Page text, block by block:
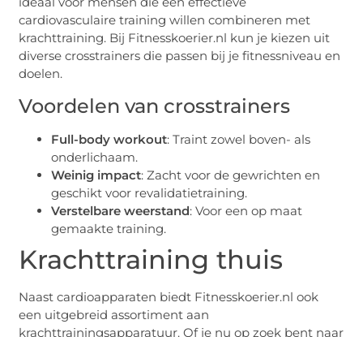
cardiovasculaire training willen combineren met
krachttraining. Bij Fitnesskoerier.nl kun je kiezen uit
diverse crosstrainers die passen bij je fitnessniveau en
doelen.
Voordelen van crosstrainers
Full-body workout: Traint zowel boven- als
onderlichaam.
Weinig impact: Zacht voor de gewrichten en
geschikt voor revalidatietraining.
Verstelbare weerstand: Voor een op maat
gemaakte training.
Krachttraining thuis
Naast cardioapparaten biedt Fitnesskoerier.nl ook
een uitgebreid assortiment aan
krachttrainingsapparatuur. Of je nu op zoek bent naar